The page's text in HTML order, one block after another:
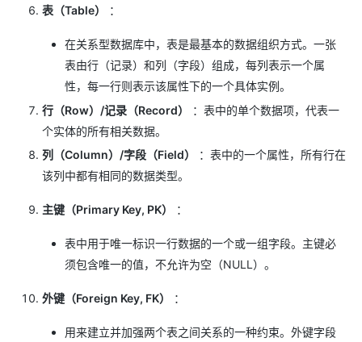
表（Table） ：
在关系型数据库中，表是最基本的数据组织方式。一张
表由行（记录）和列（字段）组成，每列表示一个属
性，每一行则表示该属性下的一个具体实例。
行（Row）/记录（Record）
：表中的单个数据项，代表一
个实体的所有相关数据。
列（Column）/字段（Field）
：表中的一个属性，所有行在
该列中都有相同的数据类型。
主键（Primary Key, PK） ：
表中用于唯一标识一行数据的一个或一组字段。主键必
须包含唯一的值，不允许为空（NULL）。
外键（Foreign Key, FK） ：
用来建立并加强两个表之间关系的一种约束。外键字段